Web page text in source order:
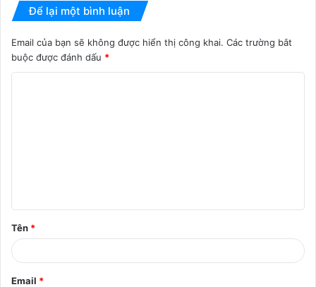
Để lại một bình luận
Email của bạn sẽ không được hiển thị công khai. Các trường bắt
buộc được đánh dấu *
ậ
n
*
Tên *
Email *